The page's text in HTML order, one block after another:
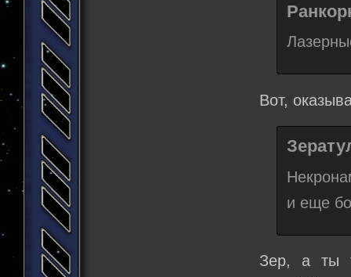
Вот,
и еще
Зер, а ты